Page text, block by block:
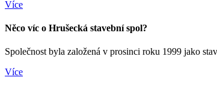
Více
Něco víc o Hrušecká stavební spol?
Společnost byla založená v prosinci roku 1999 jako
Více